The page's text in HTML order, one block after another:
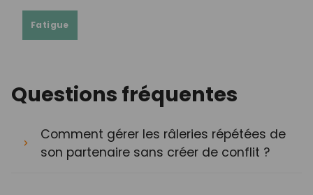
Fatigue
Questions fréquentes
Comment gérer les râleries répétées de
son partenaire sans créer de conflit ?